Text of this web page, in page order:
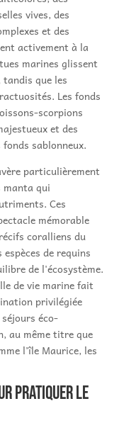
vives, des
et des
activement à la
marines glissent
que les
Les fonds
scorpions
et des
sablonneux.
particulièrement
manta qui
Ces
mémorable
coralliens du
de requins
de l'écosystème.
de vie marine fait
privilégiée
éco-
au même titre que
l'île Maurice, les
pratiquer le